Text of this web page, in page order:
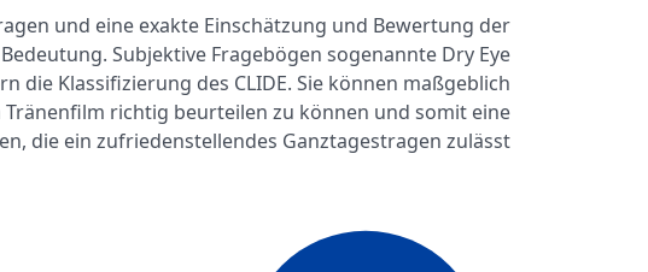
und eine exakte Einschätzung und Bewertung der
Subjektive Fragebögen sogenannte Dry Eye
die Klassifizierung des CLIDE. Sie können maßgeblich
richtig beurteilen zu können und somit eine
die ein zufriedenstellendes Ganztagestragen zulässt.